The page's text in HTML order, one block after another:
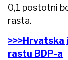
0,1 postotni
rasta.
rastu BDP-a